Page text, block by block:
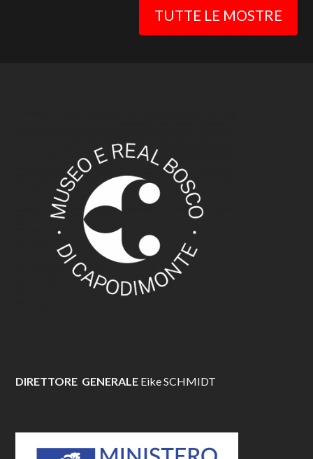
TUTTE LE MOSTRE
DIRETTORE GENERALE Eike SCHMIDT